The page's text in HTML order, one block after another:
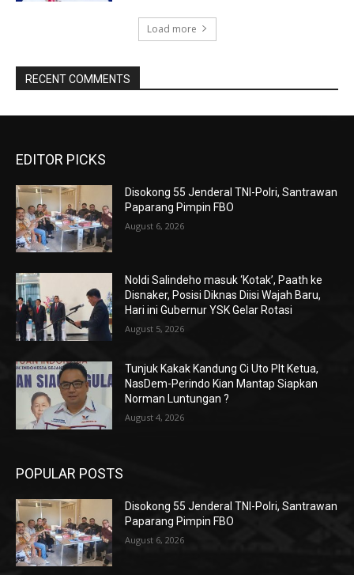
Load more
RECENT COMMENTS
EDITOR PICKS
Disokong 55 Jenderal TNI-Polri, Santrawan
Paparang Pimpin FBO
August 6, 2026
Noldi Salindeho masuk ‘Kotak’, Paath ke
Disnaker, Posisi Diknas Diisi Wajah Baru,
Hari ini Gubernur YSK Gelar Rotasi
August 5, 2026
Tunjuk Kakak Kandung Ci Uto Plt Ketua,
NasDem-Perindo Kian Mantap Siapkan
Norman Luntungan ?
August 4, 2026
POPULAR POSTS
Disokong 55 Jenderal TNI-Polri, Santrawan
Paparang Pimpin FBO
August 6, 2026